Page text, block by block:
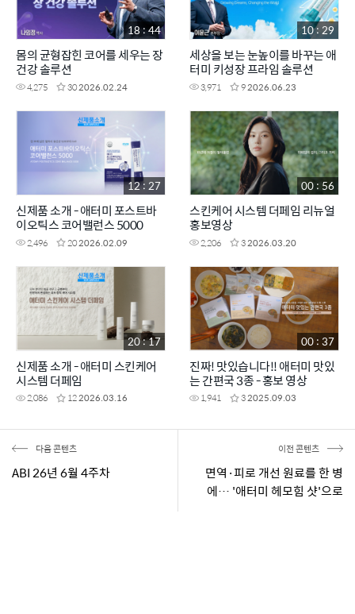
몸의 균형잡힌 코어를 세우는 장
건강 솔루션
4,275 302026.02.24
18 : 44
세상을 보는 눈높이를 바꾸는 애
터미 키성장 프라임 솔루션
3,971 92026.06.23
10 : 29
신제품 소개 - 애터미 포스트바
이오틱스 코어밸런스 5000
2,496 202026.02.09
12 : 27
스킨케어 시스템 더페임 리뉴얼
홍보영상
2,206 32026.03.20
00 : 56
신제품 소개 - 애터미 스킨케어
시스템 더페임
2,086 122026.03.16
20 : 17
진짜! 맛있습니다!! 애터미 맛있
는 간편국 3종 - 홍보 영상
1,941 32025.09.03
00 : 37
다음 콘텐츠
ABI 26년 6월 4주차
이전 콘텐츠
면역·피로 개선 원료를 한 병
에… '애터미 헤모힘 샷'으로